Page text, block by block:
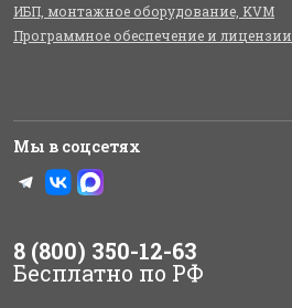
ИБП, монтажное оборудование, KVM
Программное обеспечение и лицензии
Мы в соцсетях
8 (800) 350-12-63
Бесплатно по РФ